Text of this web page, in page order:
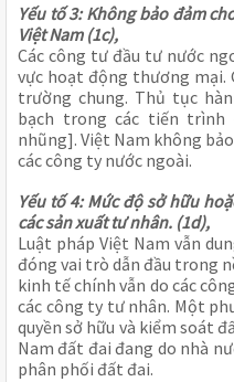
Yếu tố 3: Không bảo đảm
Việt Nam (1c),
Các công tư đầu tư nước
vực hoạt động thương mại.
trường chung. Thủ tục
bạch trong các tiến trình
nhũng]. Việt Nam không
các công ty nước ngoài.
Yếu tố 4: Mức độ sở hữu
các sản xuất tư nhân. (1d),
Luật pháp Việt Nam vẫn
đóng vai trò dẫn đầu trong
kinh tế chính vẫn do các
các công ty tư nhân. Một
quyền sở hữu và kiểm soát
Nam đất đai đang do nhà
phân phối đất đai.